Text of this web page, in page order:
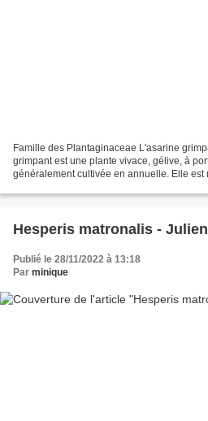
Famille des Plantaginaceae L'asarine
grimpant est une plante vivace, gélive, à
généralement cultivée en annuelle. Elle est
Hesperis matronalis -
Publié le 28/11/2022 à 13:18
Par minique